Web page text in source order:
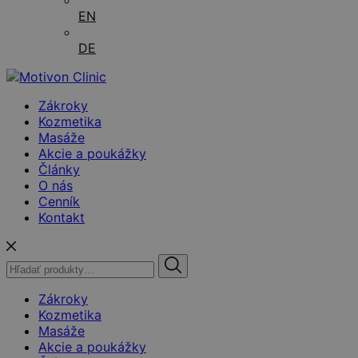
EN
DE
Zákroky
Kozmetika
Masáže
Akcie a poukážky
Články
O nás
Cenník
Kontakt
Hľadať:
Zákroky
Kozmetika
Masáže
Akcie a poukážky